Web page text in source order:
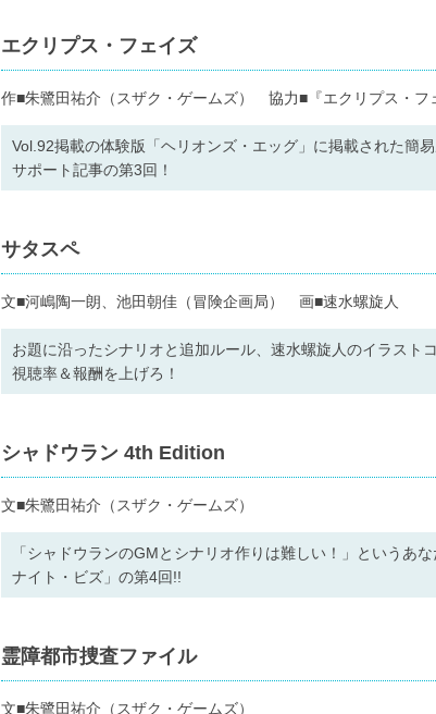
エクリプス・フェイズ
作■朱鷺田祐介（スザク・ゲームズ） 協力■『エクリプス・フ
Vol.92掲載の体験版「ヘリオンズ・エッグ」に掲載された簡
サポート記事の第3回！
サタスペ
文■河嶋陶一朗、池田朝佳（冒険企画局） 画■速水螺旋人
お題に沿ったシナリオと追加ルール、速水螺旋人のイラスト
視聴率＆報酬を上げろ！
シャドウラン 4th Edition
文■朱鷺田祐介（スザク・ゲームズ）
「シャドウランのGMとシナリオ作りは難しい！」というあ
ナイト・ビズ」の第4回!!
霊障都市捜査ファイル
文■朱鷺田祐介（スザク・ゲームズ）